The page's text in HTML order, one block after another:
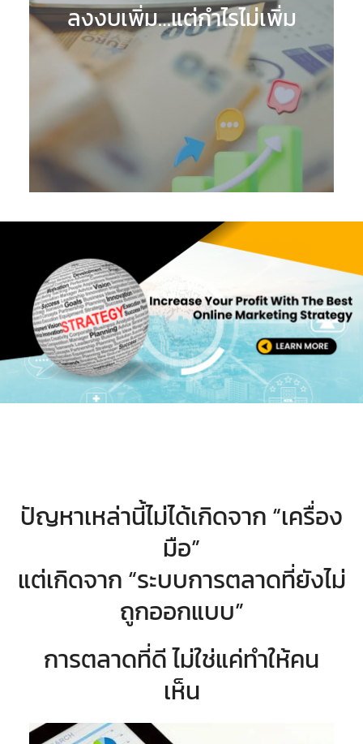
ลงงบเพิ่ม…แต่กำไรไม่เพิ่ม
ปัญหาเหล่านี้ไม่ได้เกิดจาก “เครื่อง
มือ”
แต่เกิดจาก “ระบบการตลาดที่ยังไม่
ถูกออกแบบ”
การตลาดที่ดี ไม่ใช่แค่ทำให้คน
เห็น